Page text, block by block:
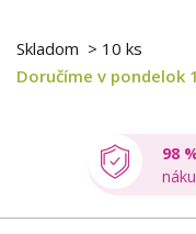
Skladom > 10 ks
Doručíme v pondelok
98